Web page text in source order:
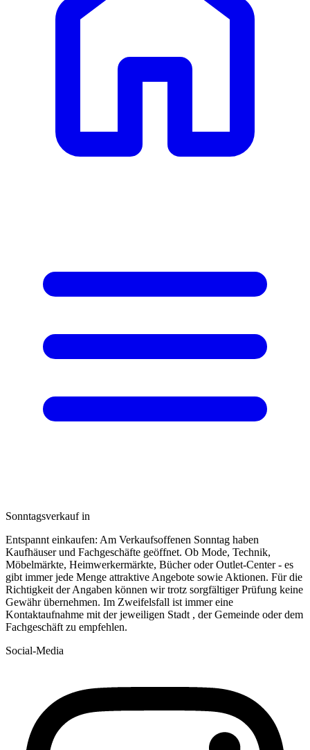
Sonntagsverkauf in
Entspannt einkaufen: Am Verkaufsoffenen Sonntag haben
Kaufhäuser und Fachgeschäfte geöffnet. Ob Mode, Technik,
Möbelmärkte, Heimwerkermärkte, Bücher oder Outlet-Center - es
gibt immer jede Menge attraktive Angebote sowie Aktionen. Für die
Richtigkeit der Angaben können wir trotz sorgfältiger Prüfung keine
Gewähr übernehmen. Im Zweifelsfall ist immer eine
Kontaktaufnahme mit der jeweiligen Stadt , der Gemeinde oder dem
Fachgeschäft zu empfehlen.
Social-Media